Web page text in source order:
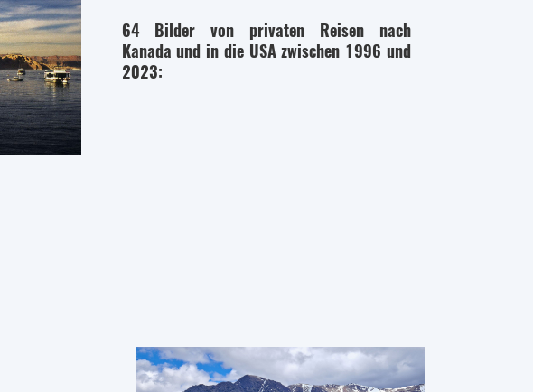
64 Bilder von privaten Reisen nach
Kanada und in die USA zwischen 1996 und
2023: